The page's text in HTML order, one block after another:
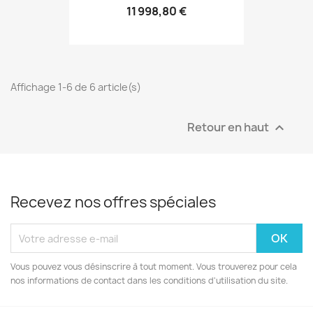
11 998,80 €
Affichage 1-6 de 6 article(s)
Retour en haut 
Recevez nos offres spéciales
Vous pouvez vous désinscrire à tout moment. Vous trouverez pour cela
nos informations de contact dans les conditions d'utilisation du site.